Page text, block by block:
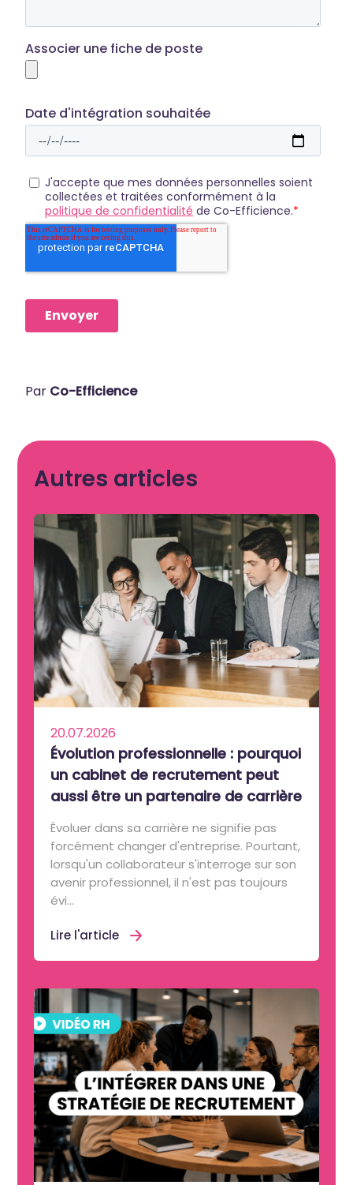
Par Co-Efficience
Autres articles
20.07.2026
Évolution professionnelle : pourquoi
un cabinet de recrutement peut
aussi être un partenaire de carrière
Évoluer dans sa carrière ne signifie pas
forcément changer d'entreprise. Pourtant,
lorsqu'un collaborateur s'interroge sur son
avenir professionnel, il n'est pas toujours
évi...
Lire l'article